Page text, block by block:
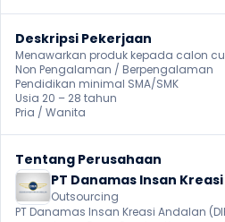
Deskripsi Pekerjaan
Menawarkan produk kepada calon
Non Pengalaman / Berpengalaman
Pendidikan minimal SMA/SMK
Usia 20 – 28 tahun
Pria / Wanita
Tentang Perusahaan
PT Danamas Insan
Outsourcing
PT Danamas Insan Kreasi Andalan